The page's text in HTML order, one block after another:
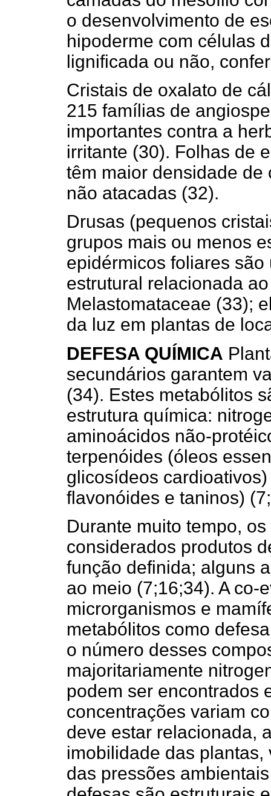
o desenvolvimento de
hipoderme com células
lignificada ou não,
Cristais de oxalato de
215 famílias de
importantes contra a
irritante (30). Folhas de
têm maior densidade de
não atacadas (32).
Drusas (pequenos
grupos mais ou menos
epidérmicos foliares
estrutural relacionada
Melastomataceae (33);
da luz em plantas de
DEFESA QUÍMICA
secundários garantem
(34). Estes metabólitos
estrutura química:
aminoácidos não-
terpenóides (óleos
glicosídeos
flavonóides e taninos)
Durante muito tempo,
considerados produtos
função definida; alguns
ao meio (7;16;34). A co-
microrganismos e
metabólitos como
o número desses
majoritariamente
podem ser encontrados
concentrações variam
deve estar relacionada,
imobilidade das
das pressões